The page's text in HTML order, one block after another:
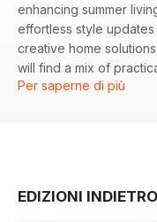
enhancing summer
effortless style updates
creative home
will find a mix of
creating stylish outdoor
any setting.
Per saperne di più
EDIZIONI INDIETRO